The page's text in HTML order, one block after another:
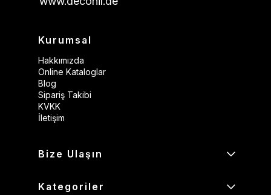
Kurumsal
Hakkımızda
Online Kataloglar
Blog
Sipariş Takibi
KVKK
İletişim
Bize Ulaşın
Kategoriler